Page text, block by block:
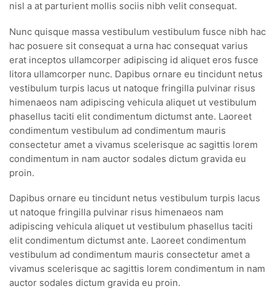
nisl a at parturient mollis sociis nibh velit consequat.
Nunc quisque massa vestibulum vestibulum fusce nibh hac
hac posuere sit consequat a urna hac consequat varius
erat inceptos ullamcorper adipiscing id aliquet eros fusce
litora ullamcorper nunc. Dapibus ornare eu tincidunt netus
vestibulum turpis lacus ut natoque fringilla pulvinar risus
himenaeos nam adipiscing vehicula aliquet ut vestibulum
phasellus taciti elit condimentum dictumst ante. Laoreet
condimentum vestibulum ad condimentum mauris
consectetur amet a vivamus scelerisque ac sagittis lorem
condimentum in nam auctor sodales dictum gravida eu
proin.
Dapibus ornare eu tincidunt netus vestibulum turpis lacus
ut natoque fringilla pulvinar risus himenaeos nam
adipiscing vehicula aliquet ut vestibulum phasellus taciti
elit condimentum dictumst ante. Laoreet condimentum
vestibulum ad condimentum mauris consectetur amet a
vivamus scelerisque ac sagittis lorem condimentum in nam
auctor sodales dictum gravida eu proin.